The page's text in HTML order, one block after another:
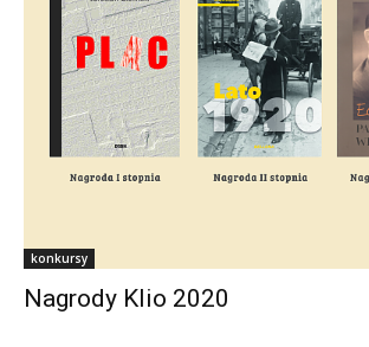
konkursy
Nagrody Klio 2020